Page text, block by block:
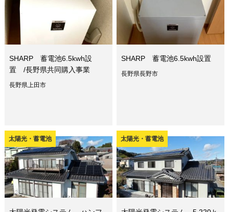
SHARP 蓄電池6.5kwh設
置 /長野県共同購入事業
長野県上田市
SHARP 蓄電池6.5kwh設置
長野県長野市
太陽光・蓄電池 太陽光・蓄電池